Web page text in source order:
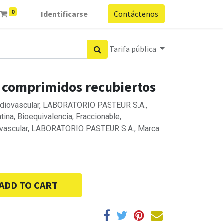
0 Identificarse Contáctenos
Tarifa pública
comprimidos recubiertos
LABORATORIO PASTEUR S.A.,
Bioequivalencia, Fraccionable,
LABORATORIO PASTEUR S.A., Marca
TO CART